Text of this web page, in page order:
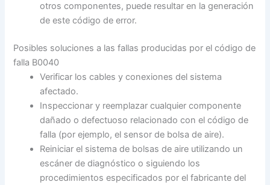
otros componentes, puede resultar en la generación
de este código de error.
Posibles soluciones a las fallas producidas por el código de
falla B0040
Verificar los cables y conexiones del sistema
afectado.
Inspeccionar y reemplazar cualquier componente
dañado o defectuoso relacionado con el código de
falla (por ejemplo, el sensor de bolsa de aire).
Reiniciar el sistema de bolsas de aire utilizando un
escáner de diagnóstico o siguiendo los
procedimientos especificados por el fabricante del